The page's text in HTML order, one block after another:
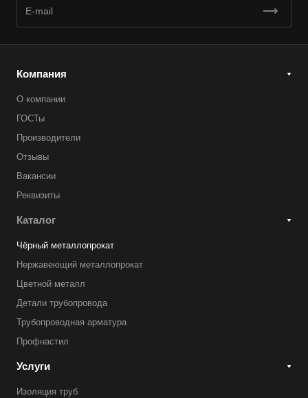
Компания
О компании
ГОСТы
Производители
Отзывы
Вакансии
Реквизиты
Каталог
Чёрный металлопрокат
Нержавеющий металлопрокат
Цветной металл
Детали трубопровода
Трубопроводная арматура
Профнастил
Услуги
Изоляция труб